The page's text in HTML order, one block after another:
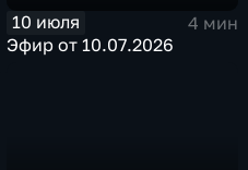
10 июля
4 мин
Эфир от 10.07.2026